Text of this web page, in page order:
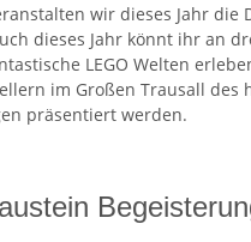
wir dieses Jahr die
dieses Jahr könnt ihr an
LEGO Welten
im Großen Trausall des
präsentiert werden.